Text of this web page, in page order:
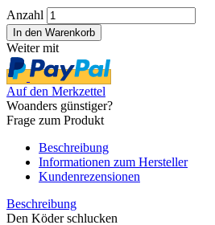
Anzahl
Weiter mit
Auf den Merkzettel
Woanders günstiger?
Frage zum Produkt
Beschreibung
Informationen zum Hersteller
Kundenrezensionen
Beschreibung
Den Köder schlucken